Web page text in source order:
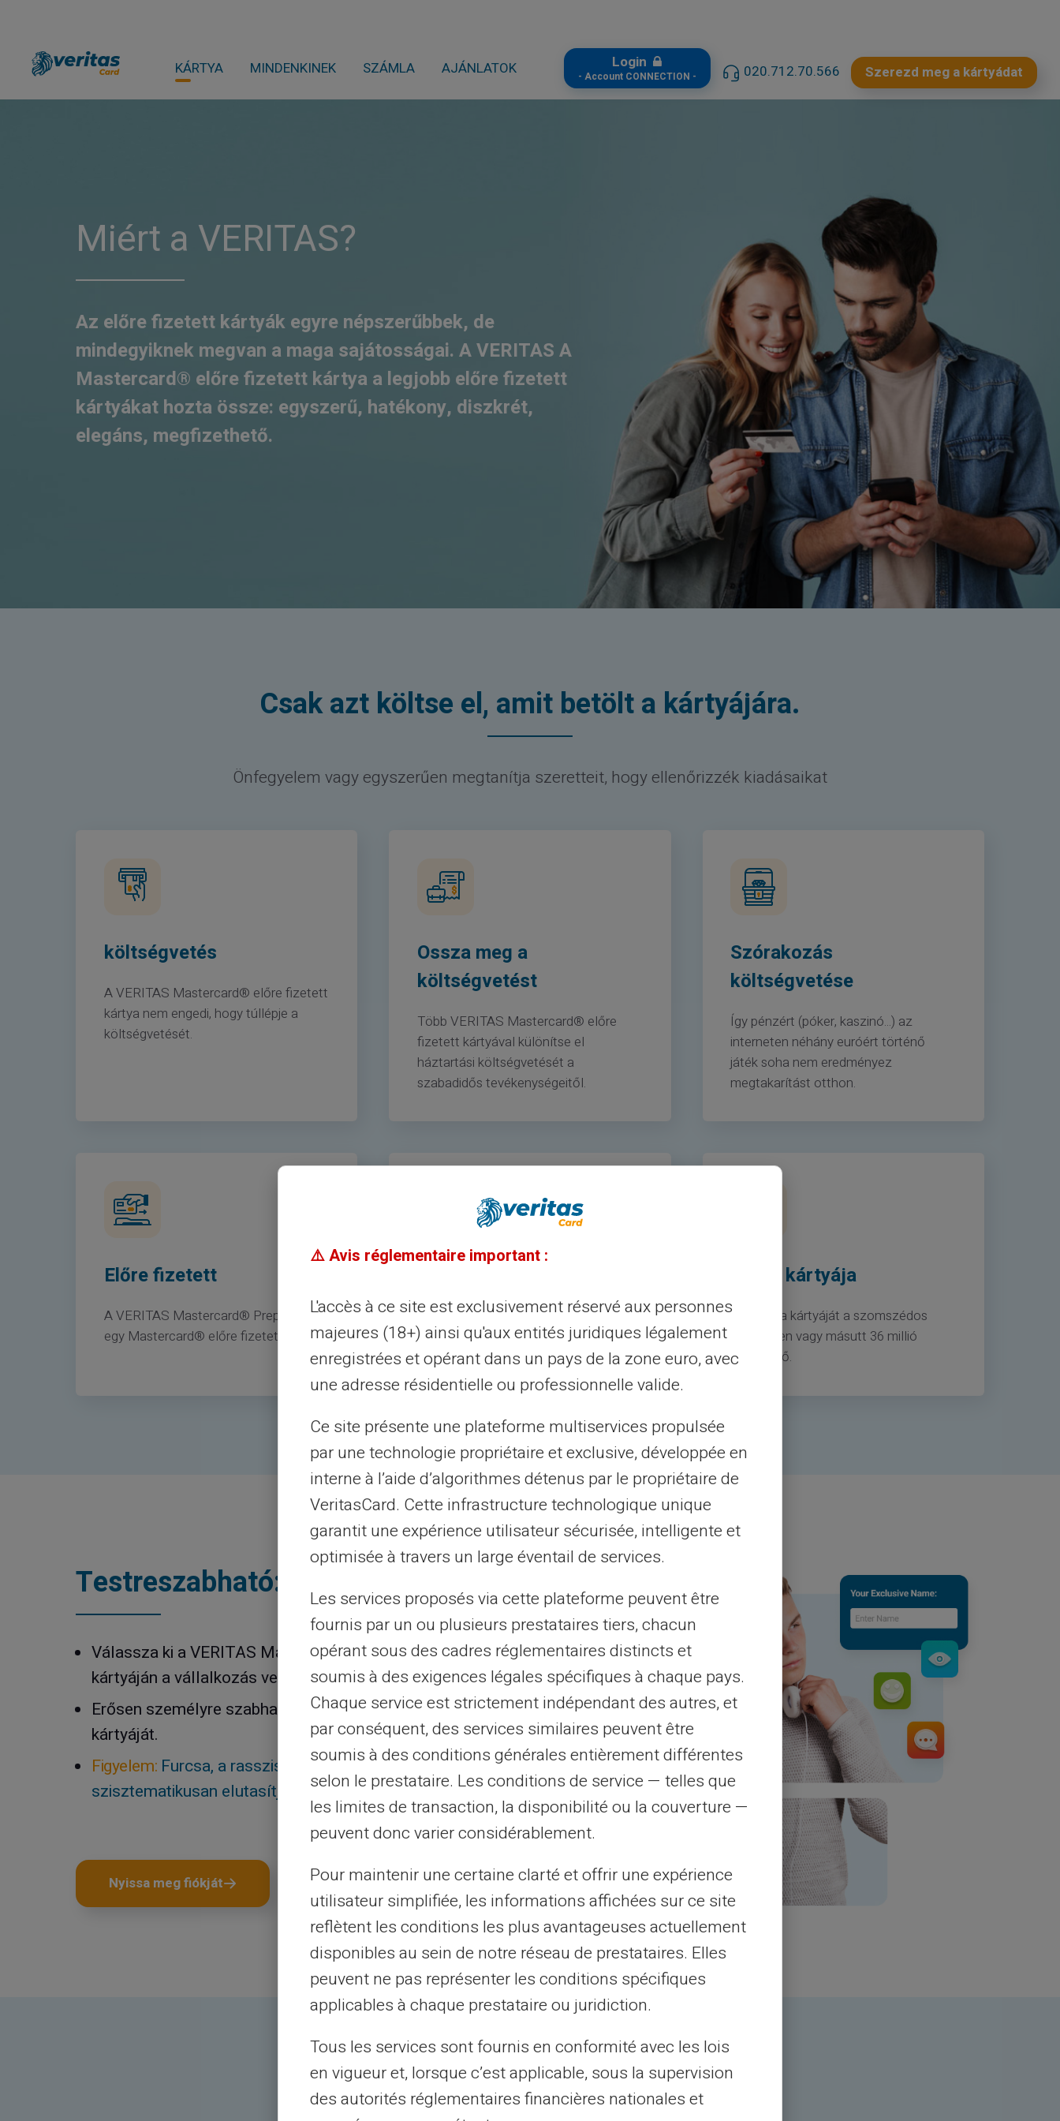
KÁRTYA MINDENKINEK SZÁMLA AJÁNLATOK Login
- Account CONNECTION - 020.712.70.566 Szerezd meg a kártyádat
Miért a VERITAS?
Az előre fizetett kártyák egyre népszerűbbek, de
mindegyiknek megvan a maga sajátosságai. AVERITAS A
Mastercard® előre fizetett kártya a legjobb előre fizetett
kártyákat hozta össze: egyszerű, hatékony, diszkrét,
elegáns, megfizethető.
Csak azt költse el, amit betölt a kártyájára.
Önfegyelem vagy egyszerűen megtanítja szeretteit, hogy ellenőrizzék kiadásaikat
költségvetés
A VERITAS Mastercard® előre fizetett
kártya nem engedi, hogy túllépje a
költségvetését.
Ossza meg a
költségvetést
Több VERITAS Mastercard® előre
fizetett kártyával különítse el
háztartási költségvetését a
szabadidős tevékenységeitől.
Szórakozás
költségvetése
Így pénzért (póker, kaszinó...) az
interneten néhány euróért történő
játék soha nem eredményez
megtakarítást otthon.
Előre fizetett
A VERITAS Mastercard® Prepaid Card
egy Mastercard® előre fizetett kártya.
A VERITAS Prepaid Mastercard®
bárhol működik, ahol a Mastercard®
elfogadó táblát látja.
Az Ön kártyája
Használja kártyáját a szomszédos
pékségben vagy másutt 36 millió
kereskedő.
Testreszabható: Ingyenes opció
Válassza ki a VERITAS Mastercard® előre fizetett
kártyáján a vállalkozás vezeték- és utónevét vagy nevét.
Erősen személyre szabhatja VERITAS Mastercard®
kártyáját.
Figyelem: Furcsa, a rasszista vagy sértő neveket
szisztematikusan elutasítják.
Nyissa meg fiókját
Pénzátutalás
⚠️ Avis réglementaire important :
L'accès à ce site est exclusivement réservé aux personnes
majeures (18+) ainsi qu'aux entités juridiques légalement
enregistrées et opérant dans un pays de la zone euro, avec
une adresse résidentielle ou professionnelle valide.
Ce site présente une plateforme multiservices propulsée
par une technologie propriétaire et exclusive, développée en
interne à l’aide d’algorithmes détenus par le propriétaire de
VeritasCard. Cette infrastructure technologique unique
garantit une expérience utilisateur sécurisée, intelligente et
optimisée à travers un large éventail de services.
Les services proposés via cette plateforme peuvent être
fournis par un ou plusieurs prestataires tiers, chacun
opérant sous des cadres réglementaires distincts et
soumis à des exigences légales spécifiques à chaque pays.
Chaque service est strictement indépendant des autres, et
par conséquent, des services similaires peuvent être
soumis à des conditions générales entièrement différentes
selon le prestataire. Les conditions de service — telles que
les limites de transaction, la disponibilité ou la couverture —
peuvent donc varier considérablement.
Pour maintenir une certaine clarté et offrir une expérience
utilisateur simplifiée, les informations affichées sur ce site
reflètent les conditions les plus avantageuses actuellement
disponibles au sein de notre réseau de prestataires. Elles
peuvent ne pas représenter les conditions spécifiques
applicables à chaque prestataire ou juridiction.
Tous les services sont fournis en conformité avec les lois
en vigueur et, lorsque c’est applicable, sous la supervision
des autorités réglementaires financières nationales et